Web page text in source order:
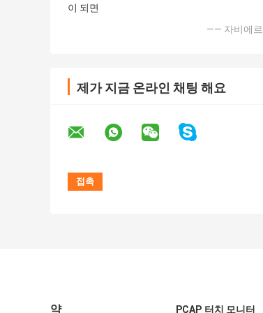
이 되면
—— 자비에르
제가 지금 온라인 채팅 해요
약 PCAP 터치 모니터